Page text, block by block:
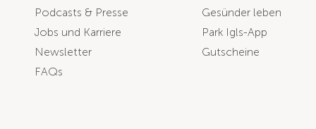
Podcasts & Presse
Jobs und Karriere
Newsletter
FAQs
Gesünder leben
Park Igls-App
Gutscheine